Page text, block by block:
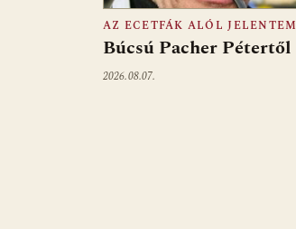
AZ ECETFÁK ALÓL JELENTEM
Búcsú Pacher Pétertől
2026.08.07.